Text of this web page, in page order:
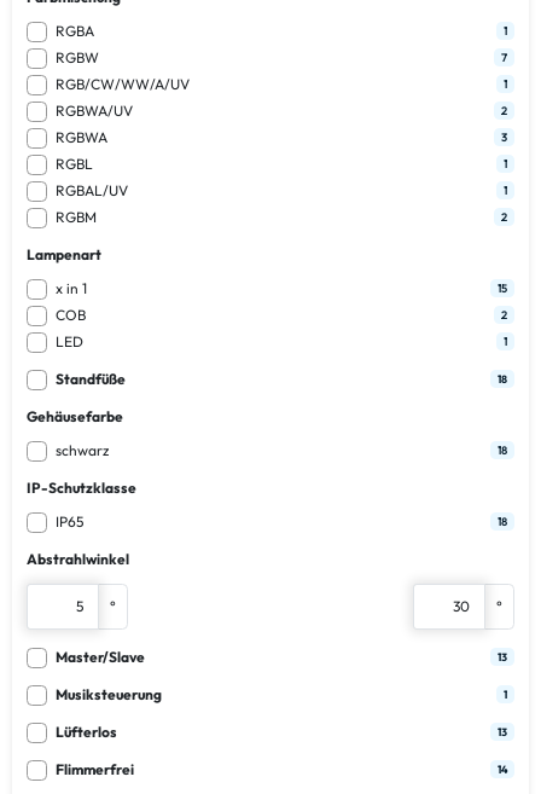
RGBA
1
RGBW 7
RGB/CW/WW/A/UV 1
RGBWA/UV 2
RGBWA 3
RGBL 1
RGBAL/UV 1
RGBM 2
Lampenart
x in 1
15
COB 2
LED 1
Standfüße 18
Gehäusefarbe
schwarz
18
IP-Schutzklasse
IP65
18
Abstrahlwinkel
° °
Master/Slave 13
Musiksteuerung 1
Lüfterlos 13
Flimmerfrei 14